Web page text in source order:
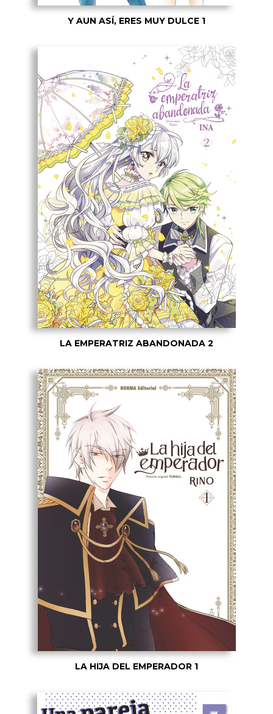
Y AUN ASÍ, ERES MUY DULCE 1
LA EMPERATRIZ ABANDONADA 2
LA HIJA DEL EMPERADOR 1